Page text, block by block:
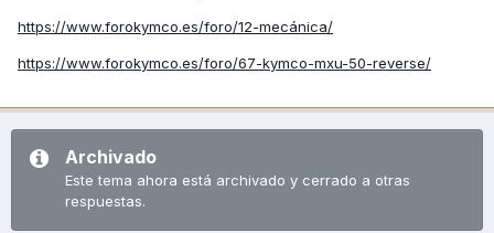
https://www.forokymco.es/foro/12-mecánica/
https://www.forokymco.es/foro/67-kymco-mxu-50-reverse/
Archivado
Este tema ahora está archivado y cerrado a otras
respuestas.